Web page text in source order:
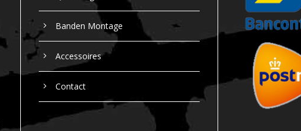
i
Banden Montage
Accessoires
Contact